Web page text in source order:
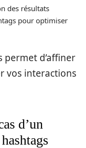
des résultats
pour optimiser
permet d’affiner
vos interactions
d’un